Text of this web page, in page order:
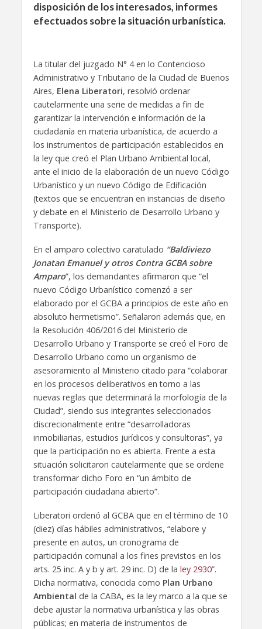
disposición de los interesados, informes
efectuados sobre la situación urbanística.
La titular del juzgado N° 4 en lo Contencioso
Administrativo y Tributario de la Ciudad de Buenos
Aires, Elena Liberatori, resolvió ordenar
cautelarmente una serie de medidas a fin de
garantizar la intervención e información de la
ciudadanía en materia urbanística, de acuerdo a
los instrumentos de participación establecidos en
la ley que creó el Plan Urbano Ambiental local,
ante el inicio de la elaboración de un nuevo Código
Urbanístico y un nuevo Código de Edificación
(textos que se encuentran en instancias de diseño
y debate en el Ministerio de Desarrollo Urbano y
Transporte).
En el amparo colectivo caratulado “Baldiviezo
Jonatan Emanuel y otros Contra GCBA sobre
Amparo”, los demandantes afirmaron que “el
nuevo Código Urbanístico comenzó a ser
elaborado por el GCBA a principios de este año en
absoluto hermetismo”. Señalaron además que, en
la Resolución 406/2016 del Ministerio de
Desarrollo Urbano y Transporte se creó el Foro de
Desarrollo Urbano como un organismo de
asesoramiento al Ministerio citado para “colaborar
en los procesos deliberativos en torno a las
nuevas reglas que determinará la morfología de la
Ciudad”, siendo sus integrantes seleccionados
discrecionalmente entre “desarrolladoras
inmobiliarias, estudios jurídicos y consultoras”, ya
que la participación no es abierta. Frente a esta
situación solicitaron cautelarmente que se ordene
transformar dicho Foro en “un ámbito de
participación ciudadana abierto”.
Liberatori ordenó al GCBA que en el término de 10
(diez) días hábiles administrativos, “elabore y
presente en autos, un cronograma de
participación comunal a los fines previstos en los
arts. 25 inc. A y b y art. 29 inc. D) de la ley 2930”.
Dicha normativa, conocida como Plan Urbano
Ambiental de la CABA, es la ley marco a la que se
debe ajustar la normativa urbanística y las obras
públicas; en materia de instrumentos de